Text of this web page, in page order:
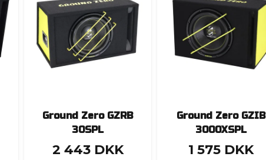
Ground Zero GZRB
30SPL
2 443 DKK
Ground Zero GZIB
3000XSPL
1 575 DKK